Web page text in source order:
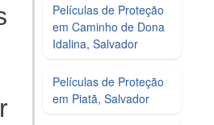
Películas de Proteção
em Caminho de Dona
Idalina, Salvador
Películas de Proteção
em Piatã, Salvador